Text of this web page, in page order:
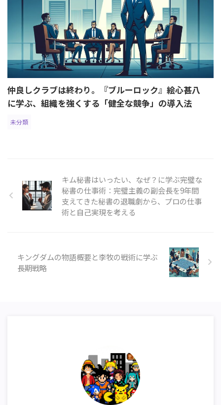
仲良しクラブは終わり。『ブルーロック』絵心甚八
に学ぶ、組織を強くする「健全な競争」の導入法
未分類
キム秘書はいったい、なぜ？に学ぶ完璧な
秘書の仕事術：完璧主義の副会長を9年間
支えてきた秘書の退職劇から、プロの仕事
術と自己実現を考える
キングダムの物語概要と李牧の戦術に学ぶ
長期戦略